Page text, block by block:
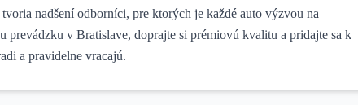
nadšení odborníci, pre ktorých je každé auto výzvou na
prevádzku v Bratislave, doprajte si prémiovú kvalitu a pridajte sa k
a pravidelne vracajú.